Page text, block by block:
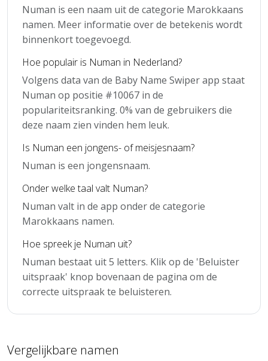
Numan is een naam uit de categorie Marokkaans
namen. Meer informatie over de betekenis wordt
binnenkort toegevoegd.
Hoe populair is Numan in Nederland?
Volgens data van de Baby Name Swiper app staat
Numan op positie #10067 in de
populariteitsranking. 0% van de gebruikers die
deze naam zien vinden hem leuk.
Is Numan een jongens- of meisjesnaam?
Numan is een jongensnaam.
Onder welke taal valt Numan?
Numan valt in de app onder de categorie
Marokkaans namen.
Hoe spreek je Numan uit?
Numan bestaat uit 5 letters. Klik op de 'Beluister
uitspraak' knop bovenaan de pagina om de
correcte uitspraak te beluisteren.
Vergelijkbare namen